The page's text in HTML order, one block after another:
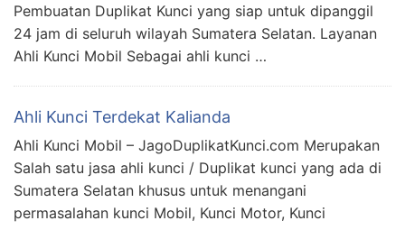
Pembuatan Duplikat Kunci yang siap untuk dipanggil
24 jam di seluruh wilayah Sumatera Selatan. Layanan
Ahli Kunci Mobil Sebagai ahli kunci …
Ahli Kunci Terdekat Kalianda
Ahli Kunci Mobil – JagoDuplikatKunci.com Merupakan
Salah satu jasa ahli kunci / Duplikat kunci yang ada di
Sumatera Selatan khusus untuk menangani
permasalahan kunci Mobil, Kunci Motor, Kunci